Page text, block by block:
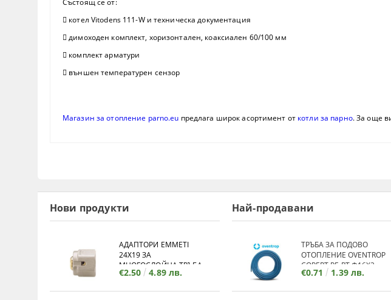
Състоящ се от:
 котел Vitodens 111-W и техническа документация
 димоходен комплект, хоризонтален, коаксиален 60/100 мм
 комплект арматури
 външен температурен сензор
Магазин за отопление parno.eu предлага широк асортимент от котли за парно. За още
Нови продукти
АДАПТОРИ EMMETI
24X19 ЗА
МНОГОСЛОЙНА ТРЪБА
€2.50 4.89 лв.
Най-продавани
ТРЪБА ЗА ПОДОВО
ОТОПЛЕНИЕ OVENTROP
COPERT PE-RT Ф16Х2
€0.71 1.39 лв.